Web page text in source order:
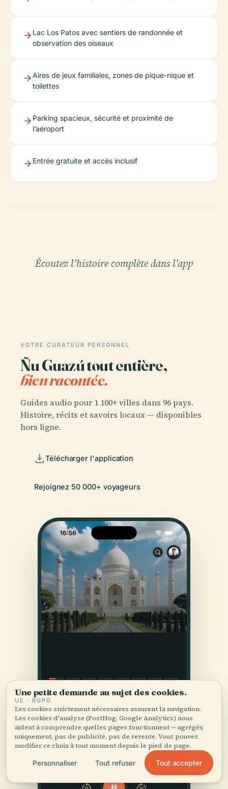
Lac Los Patos avec sentiers de randonnée et
observation des oiseaux
Aires de jeux familiales, zones de pique-nique et
toilettes
Parking spacieux, sécurité et proximité de
l’aéroport
Entrée gratuite et accès inclusif
Écoutez l'histoire complète dans l'app
VOTRE CURATEUR PERSONNEL
Ñu Guazú tout entière,
bien racontée.
Guides audio pour 1 100+ villes dans 96 pays.
Histoire, récits et savoirs locaux — disponibles
hors ligne.
Télécharger l'application
Rejoignez 50 000+ voyageurs
Une petite demande au sujet des cookies.
UE · RGPD
Les cookies strictement nécessaires assurent la navigation.
Les cookies d'analyse (PostHog, Google Analytics) nous
aident à comprendre quelles pages fonctionnent — agrégés
uniquement, pas de publicité, pas de revente. Vous pouvez
modifier ce choix à tout moment depuis le pied de page.
Personnaliser Tout refuser Tout accepter